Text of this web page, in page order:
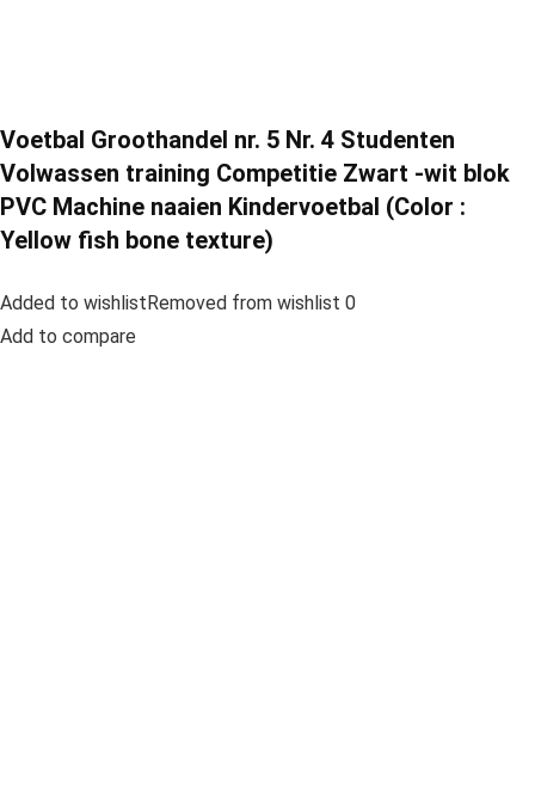
Voetbal Groothandel nr. 5 Nr. 4 Studenten
Volwassen training Competitie Zwart -wit blok
PVC Machine naaien Kindervoetbal (Color :
Yellow fish bone texture)
Added to wishlistRemoved from wishlist 0
Add to compare